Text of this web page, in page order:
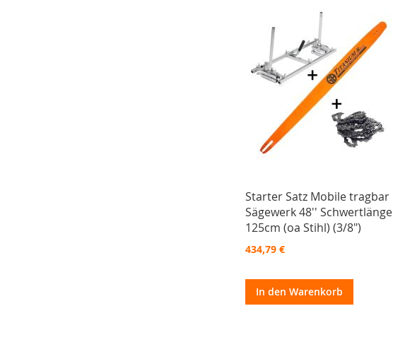
Starter Satz Mobile tragbar
Sägewerk 48'' Schwertlänge
125cm (oa Stihl) (3/8")
434,79 €
In den Warenkorb